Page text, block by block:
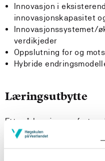
Innovasjon i
innovasjonskapasitet
Innovasjonssystemet/
verdikjeder
Oppslutning for og
Hybride
Læringsutbytte
Etter å ha gjennomført
ha tilegnet seg
kompetanse som